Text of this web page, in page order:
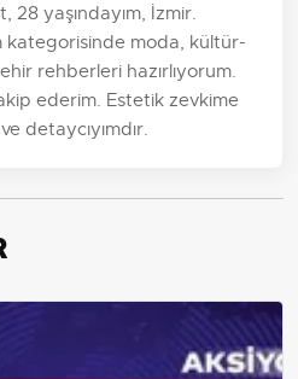
28 yaşındayım, İzmir.
kategorisinde moda, kültür-
rehberleri hazırlıyorum.
ederim. Estetik zevkime
detaycıyımdır.